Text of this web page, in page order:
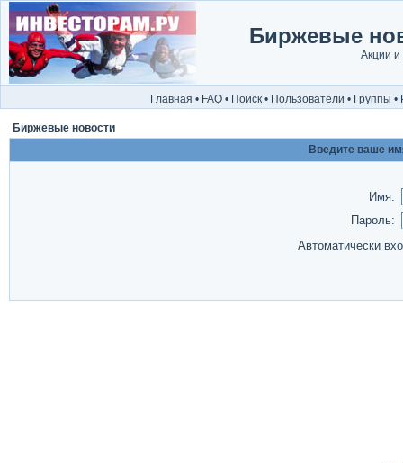
Биржевые
Акции и
Главная • FAQ • Поиск • Пользователи • Группы •
Биржевые новости
Введите ваше
Имя:
Пароль:
Автоматически